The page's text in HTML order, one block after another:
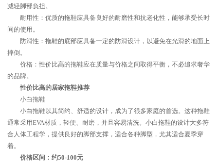
减轻脚部负担。
耐用性：优质的拖鞋应具备良好的耐磨性和抗老化性，能够承受长时
间的使用。
防滑性：拖鞋的底部应具备一定的防滑设计，以避免在光滑的地面上
摔倒。
价格：性价比高的拖鞋应在质量与价格之间取得平衡，不必追求奢华
的品牌。
性价比高的居家拖鞋推荐
小白拖鞋
小白拖鞋以其简约、舒适的设计，成为了很多家庭的首选。这种拖鞋
通常采用EVA材质，轻便、耐磨，并且容易清洗。小白拖鞋的设计大多符
合人体工程学，提供良好的脚部支撑，适合各种脚型，尤其适合夏季穿
着。
价格区间：约50-100元